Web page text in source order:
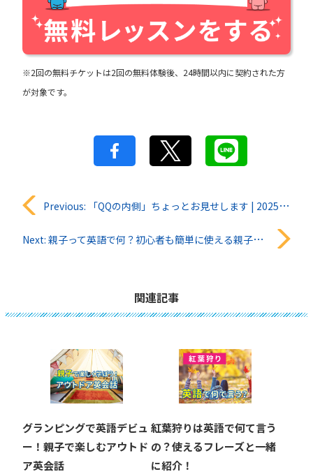
※2回の無料チケットは2回の無料体験後、24時間以内に契約された方
が対象です。
投
稿
ョ
ン
Previous: 「QQの内側」ちょっとお見せします | 2025年4月版
Next: 親子って英語で何？初心者も簡単に使える親子の表現
関連記事
グランピングで英語デビュ
ー！親子で楽しむアウトド
ア英会話
紅葉狩りは英語で何て言う
の？使えるフレーズと一緒
に紹介！